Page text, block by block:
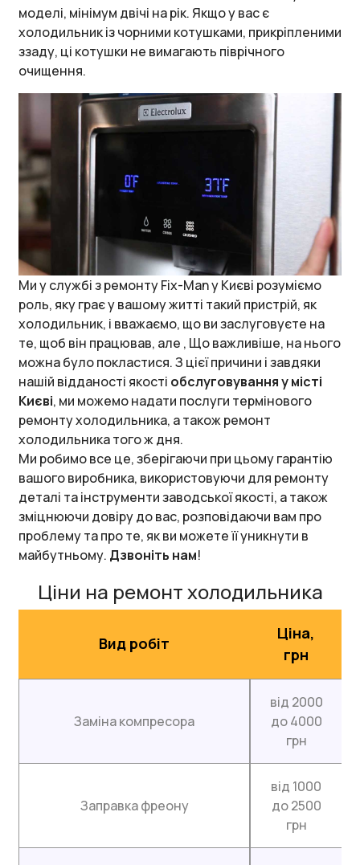
моделі, мінімум двічі на рік. Якщо у вас є
холодильник із чорними котушками, прикріпленими
ззаду, ці котушки не вимагають піврічного
очищення.
Ми у службі з ремонту Fix-Man у Києві розуміємо
роль, яку грає у вашому житті такий пристрій, як
холодильник, і вважаємо, що ви заслуговуєте на
те, щоб він працював, але , Що важливіше, на нього
можна було покластися. З цієї причини і завдяки
нашій відданості якості обслуговування у місті
Києві, ми можемо надати послуги термінового
ремонту холодильника, а також ремонт
холодильника того ж дня.
Ми робимо все це, зберігаючи при цьому гарантію
вашого виробника, використовуючи для ремонту
деталі та інструменти заводської якості, а також
зміцнюючи довіру до вас, розповідаючи вам про
проблему та про те, як ви можете її уникнути в
майбутньому. Дзвоніть нам!
Ціни на ремонт холодильника
Вид робіт
Ціна,
грн
Заміна компресора
від 2000
до 4000
грн
Заправка фреону
від 1000
до 2500
грн